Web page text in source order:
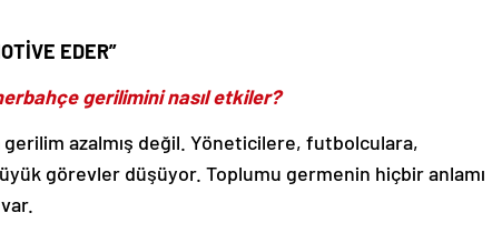
EDER”
gerilimini nasıl etkiler?
gerilim azalmış değil. Yöneticilere, futbolculara,
görevler düşüyor. Toplumu germenin hiçbir anlamı